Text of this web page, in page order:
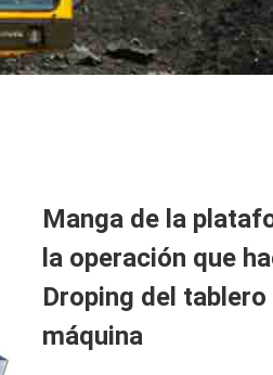
Manga de la
la operación que
Droping del
máquina